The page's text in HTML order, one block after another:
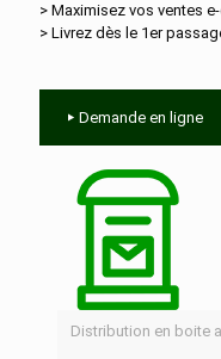
> Maximisez vos ventes
> Livrez dès le 1er
Demande en ligne
Distribution en boite